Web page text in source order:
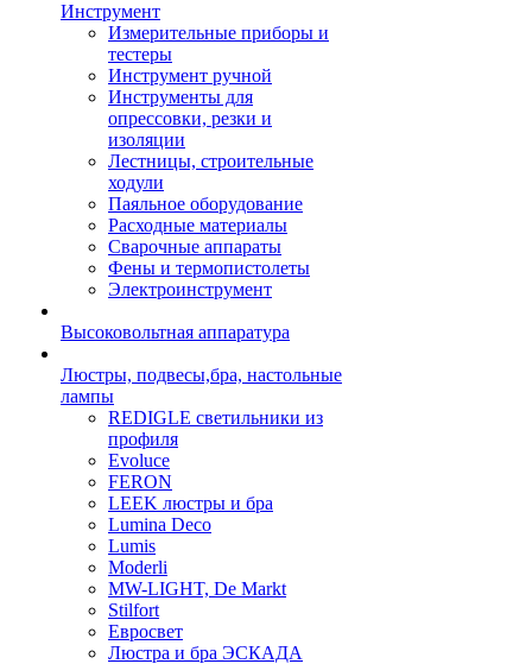
Инструмент
Измерительные приборы и
тестеры
Инструмент ручной
Инструменты для
опрессовки, резки и
изоляции
Лестницы, строительные
ходули
Паяльное оборудование
Расходные материалы
Сварочные аппараты
Фены и термопистолеты
Электроинструмент
Высоковольтная аппаратура
Люстры, подвесы,бра, настольные
лампы
REDIGLE светильники из
профиля
Evoluce
FERON
LEEK люстры и бра
Lumina Deco
Lumis
Moderli
MW-LIGHT, De Markt
Stilfort
Евросвет
Люстра и бра ЭСКАДА